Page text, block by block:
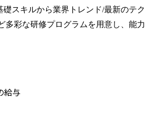
礎スキルから業界トレンド/最新のテク
多彩な研修プログラムを用意し、能力
給与